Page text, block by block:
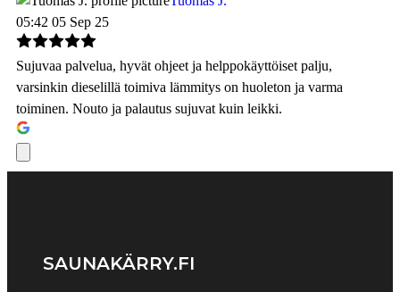
05:42 05 Sep 25
Sujuvaa palvelua, hyvät ohjeet ja helppokäyttöiset palju,
varsinkin dieselillä toimiva lämmitys on huoleton ja varma
toiminen. Nouto ja palautus sujuvat kuin leikki.
SAUNAKÄRRY.FI